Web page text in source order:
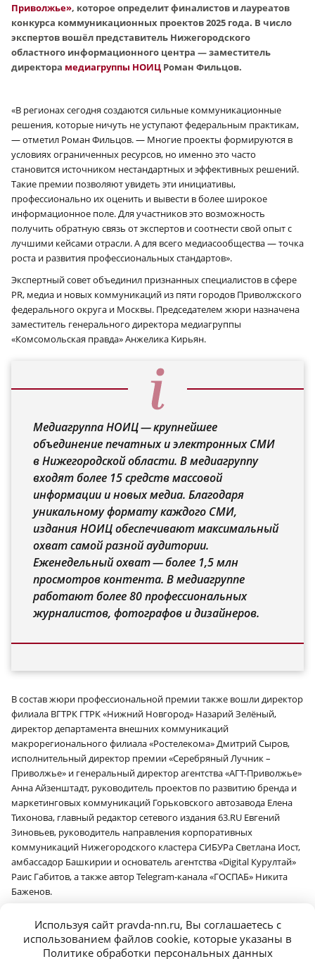
Приволжье», которое определит финалистов и лауреатов
конкурса коммуникационных проектов 2025 года. В число
экспертов вошёл представитель Нижегородского
областного информационного центра — заместитель
директора медиагруппы НОИЦ Роман Фильцов.
«В регионах сегодня создаются сильные коммуникационные
решения, которые ничуть не уступают федеральным практикам,
— отметил Роман Фильцов. — Многие проекты формируются в
условиях ограниченных ресурсов, но именно это часто
становится источником нестандартных и эффективных решений.
Такие премии позволяют увидеть эти инициативы,
профессионально их оценить и вывести в более широкое
информационное поле. Для участников это возможность
получить обратную связь от экспертов и соотнести свой опыт с
лучшими кейсами отрасли. А для всего медиасообщества — точка
роста и развития профессиональных стандартов».
Экспертный совет объединил признанных специалистов в сфере
PR, медиа и новых коммуникаций из пяти городов Приволжского
федерального округа и Москвы. Председателем жюри назначена
заместитель генерального директора медиагруппы
«Комсомольская правда» Анжелика Кирьян.
Медиагруппа НОИЦ — крупнейшее
объединение печатных и электронных СМИ
в Нижегородской области. В медиагруппу
входят более 15 средств массовой
информации и новых медиа. Благодаря
уникальному формату каждого СМИ,
издания НОИЦ обеспечивают максимальный
охват самой разной аудитории.
Еженедельный охват — более 1,5 млн
просмотров контента. В медиагруппе
работают более 80 профессиональных
журналистов, фотографов и дизайнеров.
В состав жюри профессиональной премии также вошли директор
филиала ВГТРК ГТРК «Нижний Новгород» Назарий Зелёный,
директор департамента внешних коммуникаций
макрорегионального филиала «Ростелекома» Дмитрий Сыров,
исполнительный директор премии «Серебряный Лучник –
Приволжье» и генеральный директор агентства «АГТ-Приволжье»
Анна Айзенштадт, руководитель проектов по развитию бренда и
маркетинговых коммуникаций Горьковского автозавода Елена
Тихонова, главный редактор сетевого издания 63.RU Евгений
Зиновьев, руководитель направления корпоративных
коммуникаций Нижегородского кластера СИБУРа Светлана Иост,
амбассадор Башкирии и основатель агентства «Digital Курултай»
Раис Габитов, а также автор Telegram-канала «ГОСПАБ» Никита
Баженов.
продлен до 25 декабря.
Шорт-лист номинантов будет объявлен после 14 января 2026
Используя сайт pravda-nn.ru, Вы соглашаетесь с
использованием файлов cookie, которые указаны в
Политике обработки персональных данных